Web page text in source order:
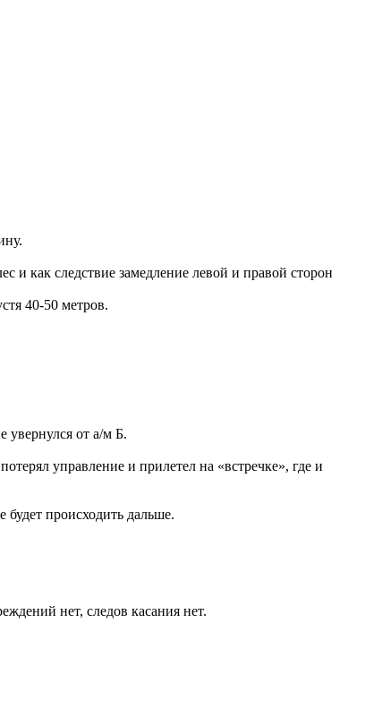
и как следствие замедление левой и правой сторон
40-50 метров.
увернулся от а/м Б.
управление и прилетел на «встречке», где и
происходить дальше.
нет, следов касания нет.